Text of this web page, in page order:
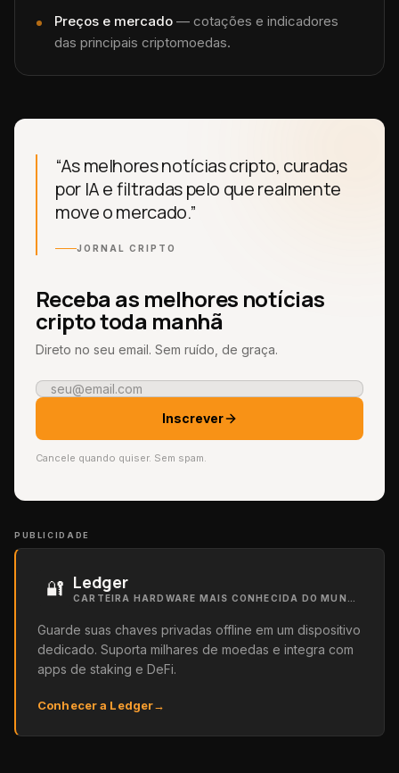
Preços e mercado — cotações e indicadores
das principais criptomoedas.
“As melhores notícias cripto, curadas
por IA e filtradas pelo que realmente
move o mercado.”
JORNAL CRIPTO
Receba as melhores notícias
cripto toda manhã
Direto no seu email. Sem ruído, de graça.
Inscrever
Cancele quando quiser. Sem spam.
PUBLICIDADE
🔐 Ledger
Guarde suas chaves privadas offline em um dispositivo
dedicado. Suporta milhares de moedas e integra com
apps de staking e DeFi.
Conhecer a Ledger→